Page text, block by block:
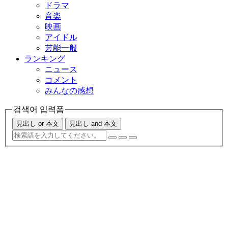
ドラマ
音楽
映画
アイドル
芸能一般
ランキング
ニュース
コメント
みんなの感想
검색어 입력폼
見出し or 本文 見出し and 本文